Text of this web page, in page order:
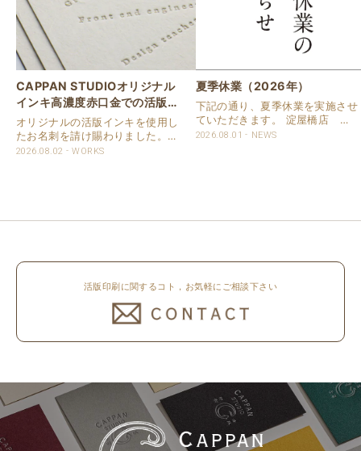
CAPPAN STUDIOオリジナル
インキ高濃度赤口金での活版名
刺
オリジナルの活版インキを使用し
たお名刺を請け賜わりました。
用紙は新バフン紙Nのきぬを使用
2026.08.02 WORKS
夏季休業（2026年）
下記の通り、夏季休業を実施させ
ていただきます。 淀屋橋店 通
常営業いたします。 奈良店 8月
2026.08.01 NEWS
活版印刷に関するコト，お気軽にご相談下さい